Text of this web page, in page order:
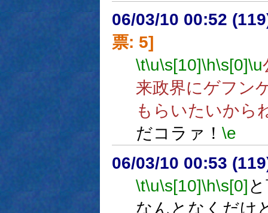
06/03/10 00:52
票: 5]
\t\u\s[10]\h\s[0]\u
来政界にゲフン
もらいたいから
だコラァ！ \e
06/03/10 00:53
\t\u\s[10]\h\s[0]
なんとなくだけ